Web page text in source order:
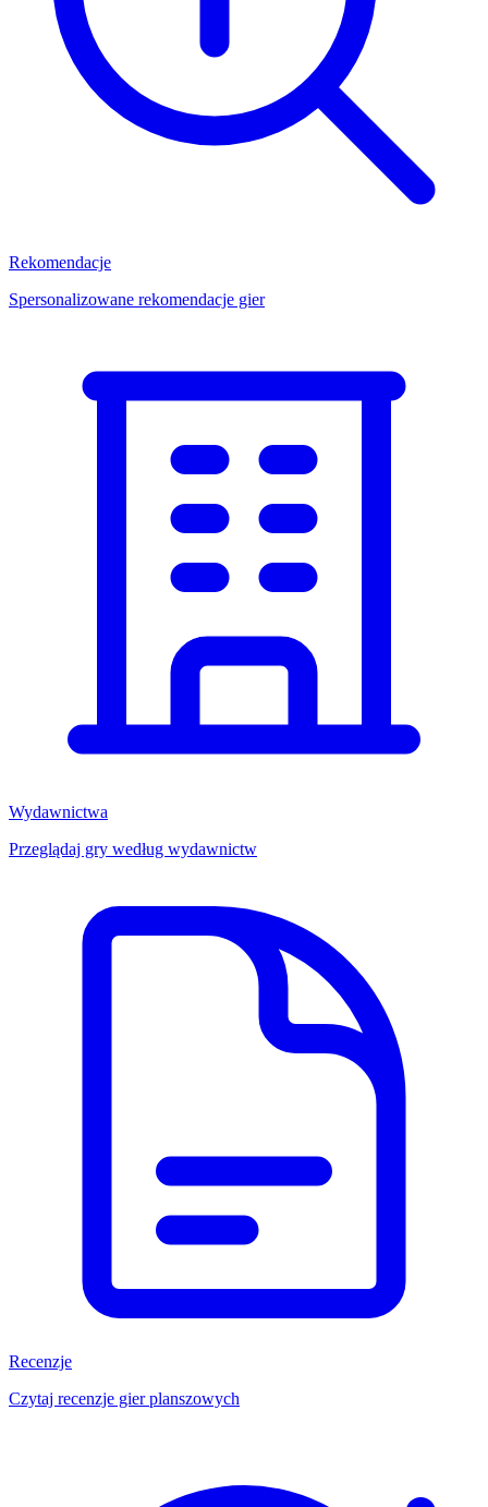
Rekomendacje
Spersonalizowane rekomendacje gier
Wydawnictwa
Przeglądaj gry według wydawnictw
Recenzje
Czytaj recenzje gier planszowych